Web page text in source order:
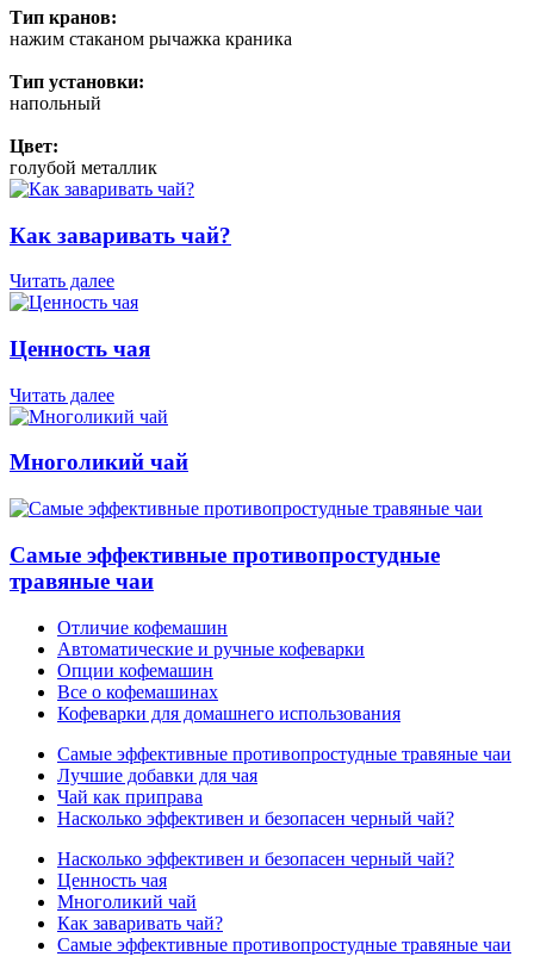
Тип кранов:
нажим стаканом рычажка краника
Тип установки:
напольный
Цвет:
голубой металлик
Как заваривать чай?
Читать далее
Ценность чая
Читать далее
Многоликий чай
Самые эффективные противопростудные
травяные чаи
Отличие кофемашин
Автоматические и ручные кофеварки
Опции кофемашин
Все о кофемашинах
Кофеварки для домашнего использования
Самые эффективные противопростудные травяные чаи
Лучшие добавки для чая
Чай как приправа
Насколько эффективен и безопасен черный чай?
Насколько эффективен и безопасен черный чай?
Ценность чая
Многоликий чай
Как заваривать чай?
Самые эффективные противопростудные травяные чаи